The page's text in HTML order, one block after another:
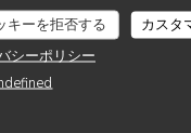
キーを拒否する
カスタ
シーポリシー
/5 雰囲気:4/5